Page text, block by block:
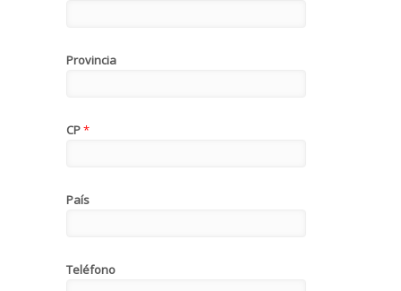
Provincia
CP*
País
Teléfono